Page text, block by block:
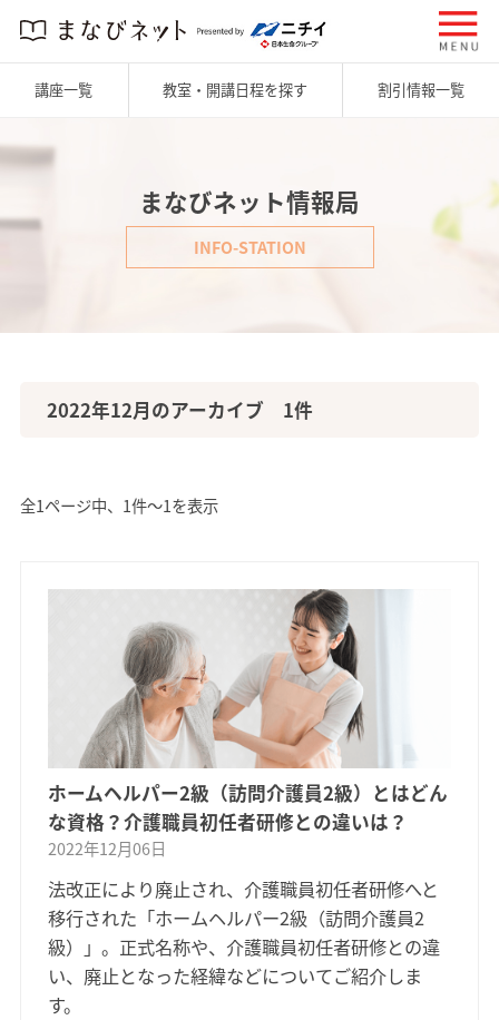
講座一覧 教室・開講日程を探す 割引情報一覧
まなびネット情報局
INFO-STATION
2022年12月のアーカイブ 1件
全1ページ中、1件〜1を表示
ホームヘルパー2級（訪問介護員2級）とはどん
な資格？介護職員初任者研修との違いは？
2022年12月06日
法改正により廃止され、介護職員初任者研修へと
移行された「ホームヘルパー2級（訪問介護員2
級）」。正式名称や、介護職員初任者研修との違
い、廃止となった経緯などについてご紹介しま
す。